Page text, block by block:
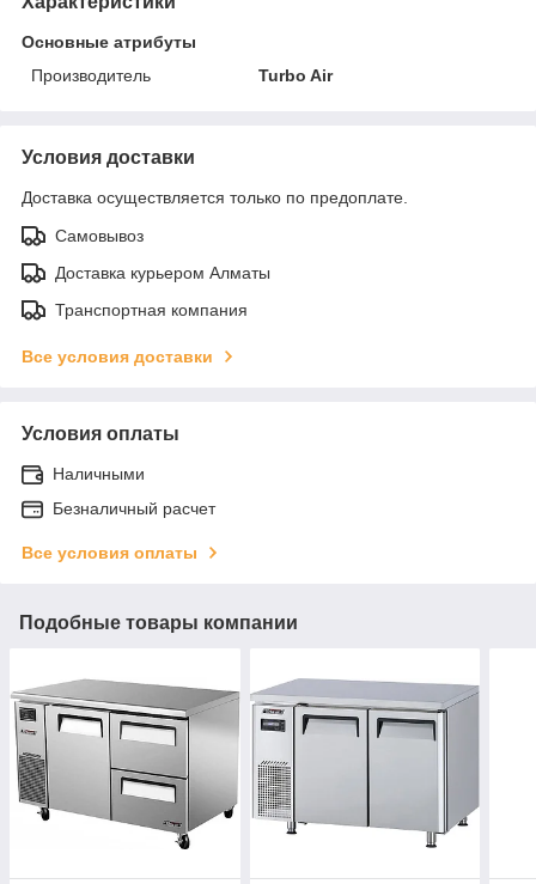
Основные атрибуты
Производитель
Turbo Air
Условия доставки
Доставка осуществляется только по предоплате.
Самовывоз
Доставка курьером Алматы
Транспортная компания
Все условия доставки
Условия оплаты
Наличными
Безналичный расчет
Все условия оплаты
Подобные товары компании